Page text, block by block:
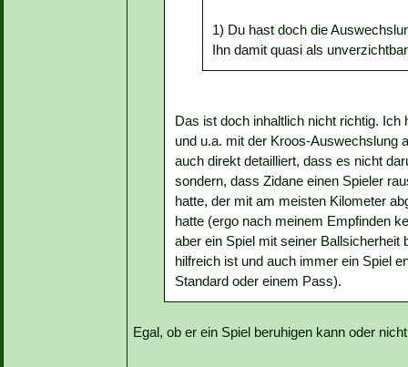
1) Du hast doch die
Ihn damit quasi als
Das ist doch inhaltlich nicht richtig.
und u.a. mit der Kroos-Auswechslung
auch direkt detailliert, dass es nicht
sondern, dass Zidane einen Spieler
hatte, der mit am meisten Kilometer
hatte (ergo nach meinem Empfinden
aber ein Spiel mit seiner Ballsicherheit
hilfreich ist und auch immer ein Spiel
Standard oder einem Pass).
Egal, ob er ein Spiel beruhigen kann oder